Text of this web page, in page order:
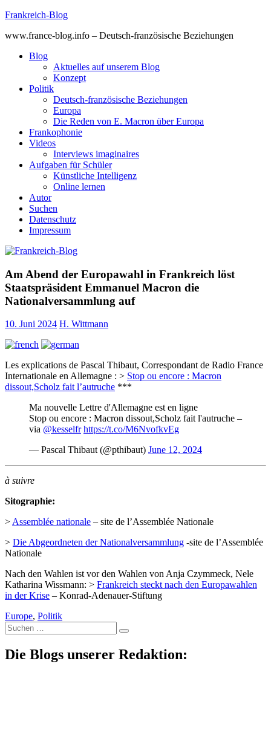
Skip
content
Frankreich-Blog
www.france-blog.info – Deutsch-französische Beziehungen
Blog
Aktuelles auf unserem Blog
Konzept
Politik
Deutsch-französische Beziehungen
Europa
Die Reden von E. Macron über Europa
Frankophonie
Videos
Interviews imaginaires
Aufgaben für Schüler
Künstliche Intelligenz
Online lernen
Autor
Suchen
Datenschutz
Impressum
Am Abend der Europawahl in Frankreich löst
Staatspräsident Emmanuel Macron die
Nationalversammlung auf
10. Juni 2024 H. Wittmann
Les explications de Pascal Thibaut, Correspondant de Radio France
Internationale en Allemagne : > Stop ou encore : Macron
dissout,Scholz fait l’autruche ***
Ma nouvelle Lettre d'Allemagne est en ligne
Stop ou encore : Macron dissout,Scholz fait l'autruche –
via @kesselfr https://t.co/M6NvofkvEg
— Pascal Thibaut (@pthibaut) June 12, 2024
à suivre
Sitographie:
>Assemblée nationale – site de l’Assemblée Nationale
> Die Abgeordneten der Nationalversammlung -site de l’Assemblée
Nationale
Nach den Wahlen ist vor den Wahlen von Anja Czymmeck, Nele
Katharina Wissmann: > Frankreich steckt nach den Europawahlen
in der Krise – Konrad-Adenauer-Stiftung
Europe, Politik
Suche
nach:
Die Blogs unserer Redaktion: